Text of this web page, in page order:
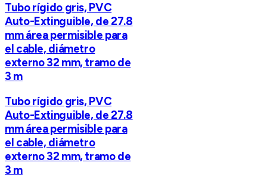
Tubo rígido gris, PVC
Auto-Extinguible, de 27.8
mm área permisible para
el cable, diámetro
externo 32 mm, tramo de
3 m
Tubo rígido gris, PVC
Auto-Extinguible, de 27.8
mm área permisible para
el cable, diámetro
externo 32 mm, tramo de
3 m